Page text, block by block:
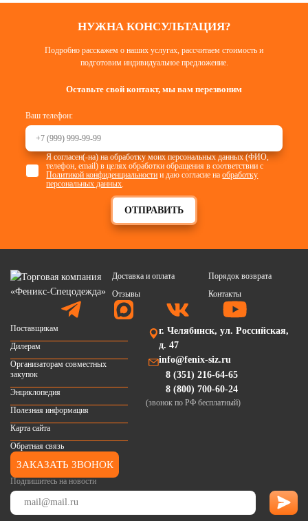
НУЖНА КОНСУЛЬТАЦИЯ?
Подробно расскажем о наших услугах, рассчитаем стоимость и
подготовим индивидуальное предложение.
Оставьте свой контакт, мы вам перезвоним
Ваш телефон:
ОТПРАВИТЬ
Я согласен(-на) на обработку моих персональных данных (ФИО,
телефон, email) в целях обработки обращения в соответствии с
Политикой конфиденциальности и даю согласие наобработку
персональных данных.
Доставка и оплата
Порядок возврата
Отзывы
Контакты
Подпишитесь на новости
Поставщикам
Дилерам
Организаторам совместных
закупок
Энциклопедия
Полезная информация
Карта сайта
Обратная связь
г. Челябинск, ул. Российская,
д. 47
info@fenix-siz.ru
8 (351) 216-64-65
8 (800) 700-60-24
(звонок по РФ бесплатный)
ЗАКАЗАТЬ ЗВОНОК